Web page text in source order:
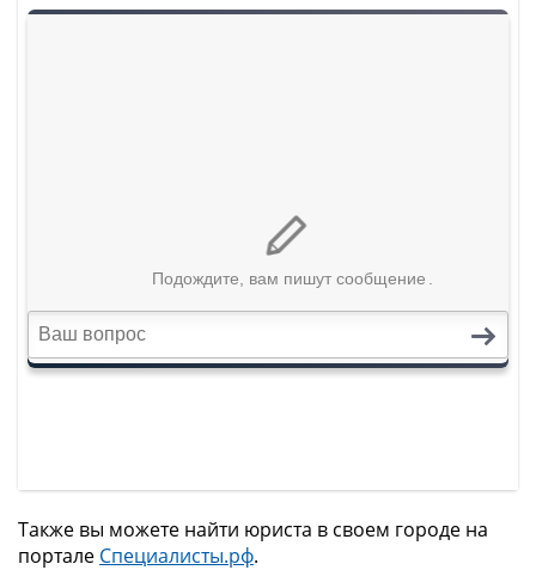
Также вы можете найти юриста в своем городе на
портале Специалисты.рф.